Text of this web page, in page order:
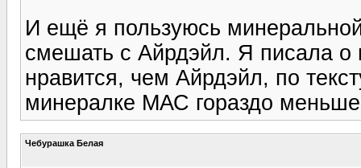
И ещё я пользуюсь
смешать с Айрдэйл. Я писала
нравится, чем Айрдэйл, по
минералке МАС гораздо
Чебурашка Белая